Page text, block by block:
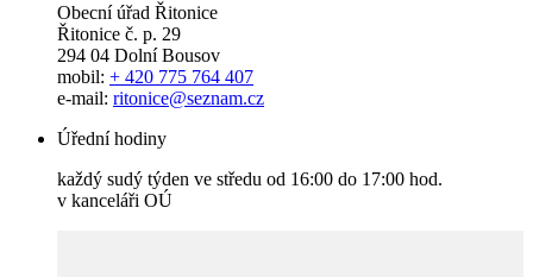
Obecní úřad Řitonice
Řitonice č. p. 29
294 04 Dolní Bousov
mobil: + 420 775 764 407
e-mail: ritonice@seznam.cz
Úřední hodiny
každý sudý týden ve středu od 16:00 do 17:00 hod.
v kanceláři OÚ